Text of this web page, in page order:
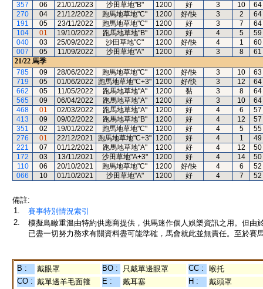
357
06 21/01/2023 沙田草地"B" 1200 好 3 10
64
270
04 21/12/2022 跑馬地草地"C" 1200 好/快 3 2
64
191
05 23/11/2022 跑馬地草地"C" 1200 好 3 7
64
104
01 19/10/2022 跑馬地草地"B" 1200 好 4 5
59
040
03 25/09/2022 沙田草地"C" 1200 好/快 4 1
60
007
05 11/09/2022 沙田草地"A" 1200 好 3 8
61
21/22 馬季
785
09 28/06/2022 跑馬地草地"C" 1200 好/快 3 10
63
719
05 01/06/2022 跑馬地草地"C+3" 1200 好/快 3 12
64
662
05 11/05/2022 跑馬地草地"A" 1200 黏 3 8
64
565
09 06/04/2022 跑馬地草地"A" 1200 好 3 10
64
468
01 02/03/2022 跑馬地草地"A" 1200 好 4 6
57
413
09 09/02/2022 跑馬地草地"B" 1200 好 4 12
57
351
02 19/01/2022 跑馬地草地"C" 1200 好 4 5
55
276
01 22/12/2021 跑馬地草地"C+3" 1200 好 4 1
49
221
07 01/12/2021 跑馬地草地"A" 1200 好 4 12
50
172
03 13/11/2021 沙田草地"A+3" 1200 好 4 14
50
110
06 20/10/2021 跑馬地草地"C" 1200 好/快 4 6
52
066
10 01/10/2021 沙田草地"A" 1200 好 4 7 52
備註:
1.
賽事特別情況索引
2.
模擬鳥瞰重溫由特約供應商提供，供馬迷作個人娛樂資訊之用。但
已盡一切努力務求有關資料盡可能準確，馬會就此並無責任。至於賽
B : 戴眼罩 BO : 只戴單邊眼罩 CC :
喉托
CO : 戴單邊羊毛面箍 E : 戴耳塞 H :
戴頭罩